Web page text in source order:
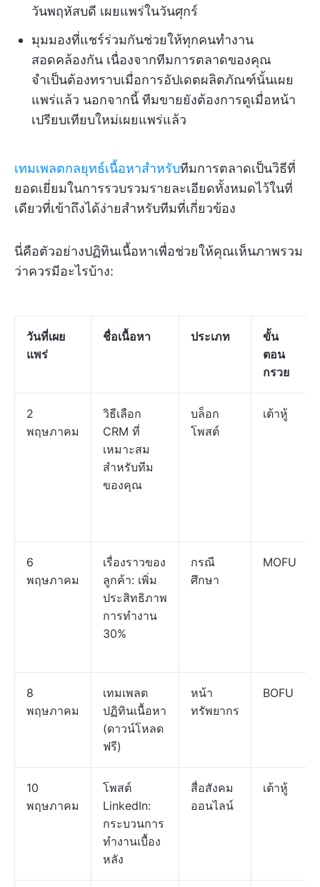
วันพฤหัสบดี เผยแพร่ในวันศุกร์
มุมมองที่แชร์ร่วมกันช่วยให้ทุกคนทำงาน
สอดคล้องกัน เนื่องจากทีมการตลาดของคุณ
จำเป็นต้องทราบเมื่อการอัปเดตผลิตภัณฑ์นั้นเผย
แพร่แล้ว นอกจากนี้ ทีมขายยังต้องการดูเมื่อหน้า
เปรียบเทียบใหม่เผยแพร่แล้ว
เทมเพลตกลยุทธ์เนื้อหาสำหรับทีมการตลาดเป็นวิธีที่
ยอดเยี่ยมในการรวบรวมรายละเอียดทั้งหมดไว้ในที่
เดียวที่เข้าถึงได้ง่ายสำหรับทีมที่เกี่ยวข้อง
นี่คือตัวอย่างปฏิทินเนื้อหาเพื่อช่วยให้คุณเห็นภาพรวม
ว่าควรมีอะไรบ้าง:
วันที่เผย
แพร่
ชื่อเนื้อหา ประเภท
ขั้น
ตอน
กรวย
2
พฤษภาคม
วิธีเลือก
CRM ที่
เหมาะสม
สำหรับทีม
ของคุณ
บล็อก
โพสต์
เต้าหู้
6
พฤษภาคม
เรื่องราวของ
ลูกค้า: เพิ่ม
ประสิทธิภาพ
การทำงาน
30%
กรณี
ศึกษา
MOFU
8
พฤษภาคม
เทมเพลต
ปฏิทินเนื้อหา
(ดาวน์โหลด
ฟรี)
หน้า
ทรัพยากร
BOFU
10
พฤษภาคม
โพสต์
LinkedIn:
กระบวนการ
ทำงานเบื้อง
หลัง
สื่อสังคม
ออนไลน์
เต้าหู้